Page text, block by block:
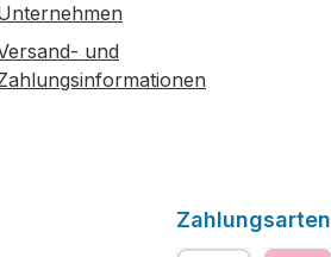
und
Zahlungsarten